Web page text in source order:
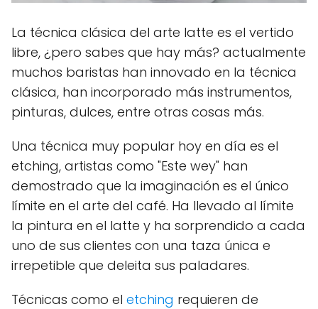
La técnica clásica del arte latte es el vertido
libre, ¿pero sabes que hay más? actualmente
muchos baristas han innovado en la técnica
clásica, han incorporado más instrumentos,
pinturas, dulces, entre otras cosas más.
Una técnica muy popular hoy en día es el
etching, artistas como "Este wey" han
demostrado que la imaginación es el único
límite en el arte del café. Ha llevado al límite
la pintura en el latte y ha sorprendido a cada
uno de sus clientes con una taza única e
irrepetible que deleita sus paladares.
Técnicas como el etching requieren de